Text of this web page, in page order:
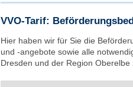
VVO-Tarif:
Hier haben wir für Sie die
und -angebote sowie alle
Dresden und der Region Oberelbe